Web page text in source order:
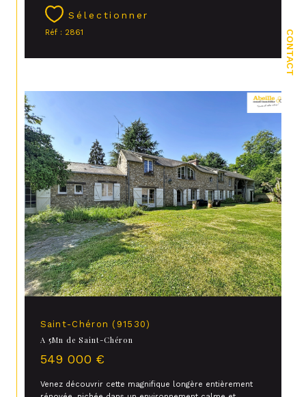
CONTACT
Sélectionner
Réf : 2861
Saint-Chéron (91530)
A 5Mn de Saint-Chéron
549 000 €
Venez découvrir cette magnifique longère entièrement